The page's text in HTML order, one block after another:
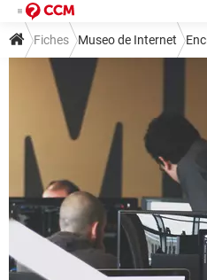
Fiches Museo de Internet